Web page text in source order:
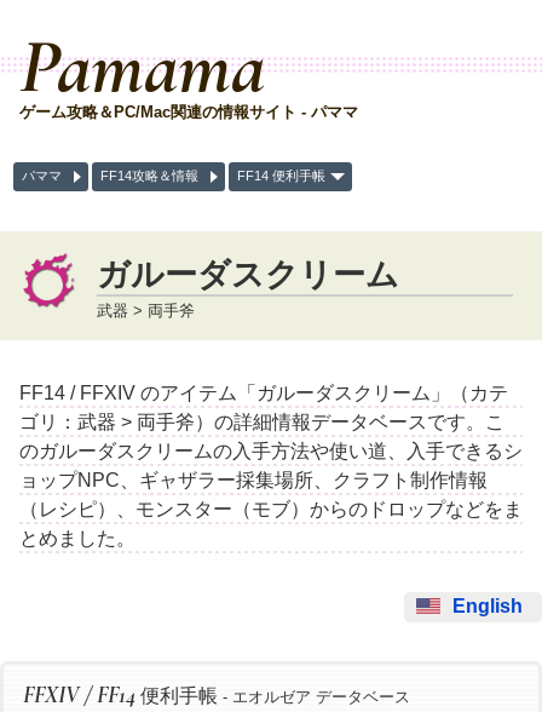
Pamama
ゲーム攻略＆PC/Mac関連の情報サイト - パママ
パママ FF14攻略＆情報 FF14 便利手帳
ガルーダスクリーム
武器 > 両手斧
FF14 / FFXIV のアイテム「ガルーダスクリーム」（カテ
ゴリ：武器 > 両手斧）の詳細情報データベースです。こ
のガルーダスクリームの入手方法や使い道、入手できるシ
ョップNPC、ギャザラー採集場所、クラフト制作情報
（レシピ）、モンスター（モブ）からのドロップなどをま
とめました。
English
FFXIV / FF14 便利手帳 - エオルゼア データベース